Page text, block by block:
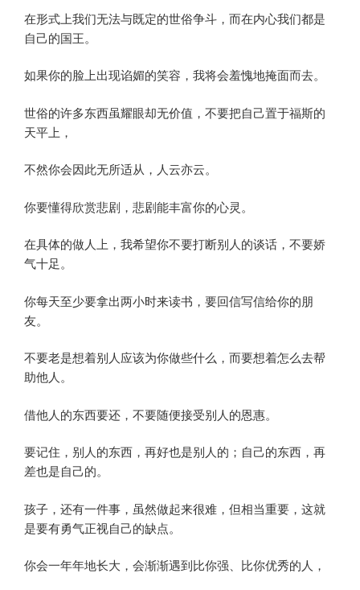
在形式上我们无法与既定的世俗争斗，而在内心我们都是
自己的国王。
如果你的脸上出现谄媚的笑容，我将会羞愧地掩面而去。
世俗的许多东西虽耀眼却无价值，不要把自己置于福斯的
天平上，
不然你会因此无所适从，人云亦云。
你要懂得欣赏悲剧，悲剧能丰富你的心灵。
在具体的做人上，我希望你不要打断别人的谈话，不要娇
气十足。
你每天至少要拿出两小时来读书，要回信写信给你的朋
友。
不要老是想着别人应该为你做些什么，而要想着怎么去帮
助他人。
借他人的东西要还，不要随便接受别人的恩惠。
要记住，别人的东西，再好也是别人的；自己的东西，再
差也是自己的。
孩子，还有一件事，虽然做起来很难，但相当重要，这就
是要有勇气正视自己的缺点。
你会一年年地长大，会渐渐遇到比你强、比你优秀的人，